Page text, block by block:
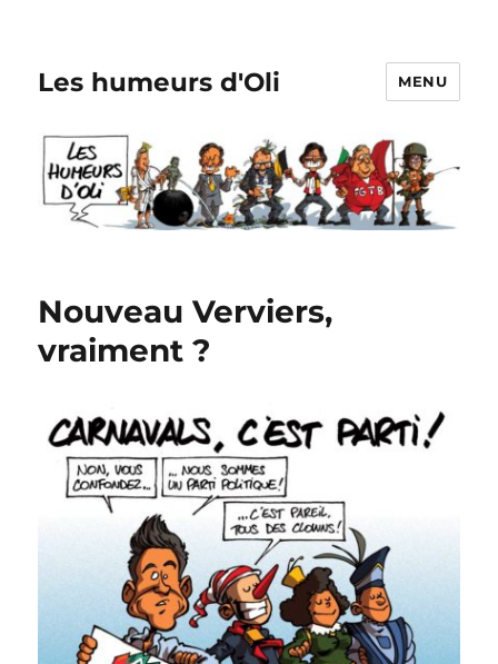
Les humeurs d'Oli MENU
Nouveau Verviers,
vraiment ?